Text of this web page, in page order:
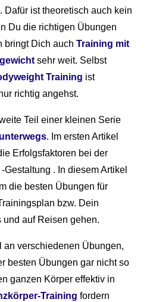
Dafür ist theoretisch auch kein
Du die richtigen Übungen
bringt Dich auch Training mit
sehr weit. Selbst
Training ist
richtig angehst.
Teil einer kleinen Serie
. Im ersten Artikel
Erfolgsfaktoren bei der
. In diesem Artikel
die besten Übungen für
bzw. Dein
auf Reisen gehen.
an verschiedenen Übungen,
besten Übungen gar nicht so
ganzen Körper effektiv in
Training fordern